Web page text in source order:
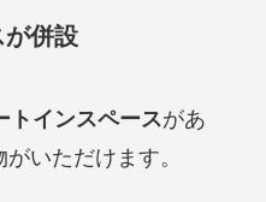
併設
トインスペースがあ
いただけます。